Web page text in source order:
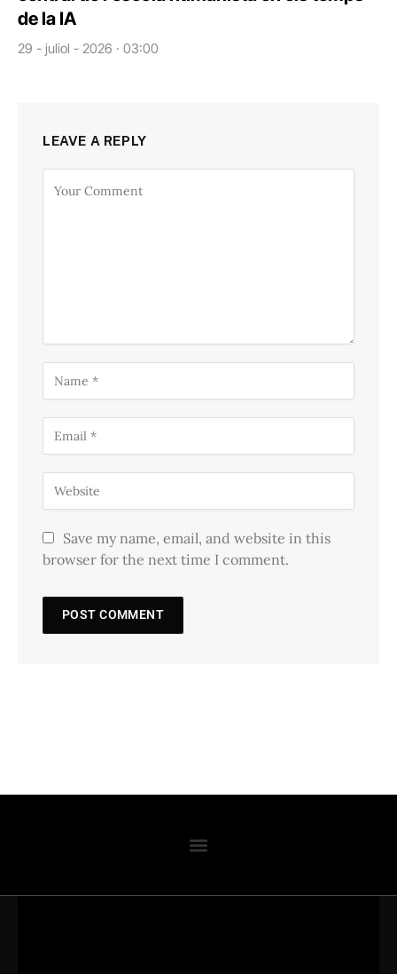
de la IA
29 - juliol - 2026 · 03:00
LEAVE A REPLY
Save my name, email, and website in this
browser for the next time I comment.